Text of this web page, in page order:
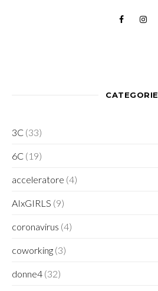
CATEGORIE
3C (33)
6C (19)
acceleratore (4)
AIxGIRLS (9)
coronavirus (4)
coworking (3)
donne4 (32)